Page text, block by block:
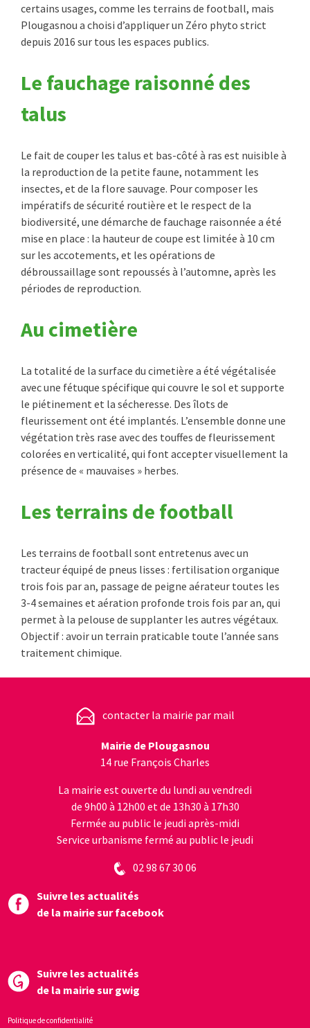
certains usages, comme les terrains de football, mais
Plougasnou a choisi d’appliquer un Zéro phyto strict
depuis 2016 sur tous les espaces publics.
Le fauchage raisonné des
talus
Le fait de couper les talus et bas-côté à ras est nuisible à
la reproduction de la petite faune, notamment les
insectes, et de la flore sauvage. Pour composer les
impératifs de sécurité routière et le respect de la
biodiversité, une démarche de fauchage raisonnée a été
mise en place : la hauteur de coupe est limitée à 10 cm
sur les accotements, et les opérations de
débroussaillage sont repoussés à l’automne, après les
périodes de reproduction.
Au cimetière
La totalité de la surface du cimetière a été végétalisée
avec une fétuque spécifique qui couvre le sol et supporte
le piétinement et la sécheresse. Des îlots de
fleurissement ont été implantés. L’ensemble donne une
végétation très rase avec des touffes de fleurissement
colorées en verticalité, qui font accepter visuellement la
présence de « mauvaises » herbes.
Les terrains de football
Les terrains de football sont entretenus avec un
tracteur équipé de pneus lisses : fertilisation organique
trois fois par an, passage de peigne aérateur toutes les
3-4 semaines et aération profonde trois fois par an, qui
permet à la pelouse de supplanter les autres végétaux.
Objectif : avoir un terrain praticable toute l’année sans
traitement chimique.
contacter la mairie par mail
Mairie de Plougasnou
14 rue François Charles
La mairie est ouverte du lundi au vendredi
de 9h00 à 12h00 et de 13h30 à 17h30
Fermée au public le jeudi après-midi
Service urbanisme fermé au public le jeudi
02 98 67 30 06
Suivre les actualités
de la mairie sur facebook
Suivre les actualités
de la mairie sur gwig
Politique de confidentialité